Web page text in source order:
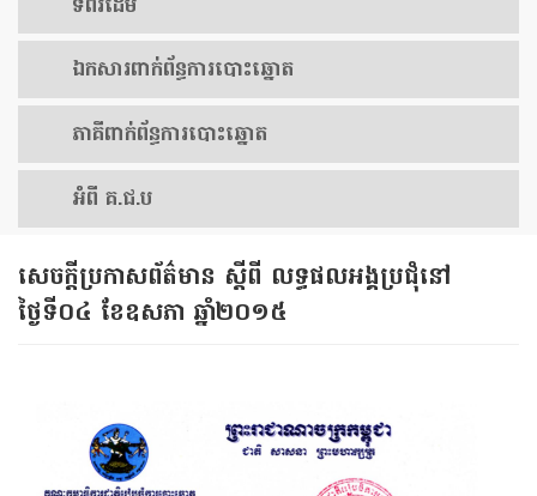
ទំព័រ​ដើម
ឯកសារ​ពាក់ព័ន្ធ​ការ​បោះឆ្នោត
​ភាគីពាក់ព័ន្ធ​​ការ​បោះឆ្នោត
អំពី គ.ជ.ប
សេចក្ដីប្រកាសព័ត៌មាន ស្ដីពី លទ្ធផលអង្គប្រជុំនៅ
ថ្ងៃទី០៤ ខែឧសភា ឆ្នាំ២០១៥